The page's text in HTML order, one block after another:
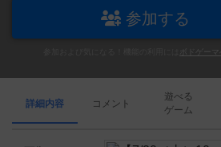
参加する
ボドゲー
詳細内容 コメント
遊べる
ゲーム